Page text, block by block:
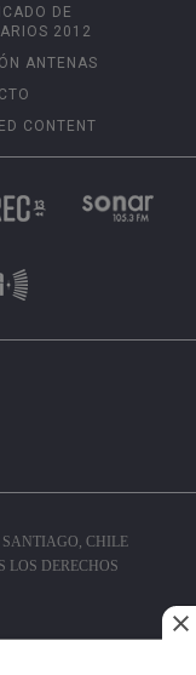
DE
2012
ANTENAS
CONTENT
SANTIAGO, CHILE
LOS DERECHOS